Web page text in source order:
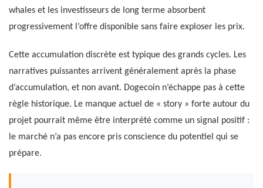
whales et les investisseurs de long terme absorbent
progressivement l’offre disponible sans faire exploser les prix.
Cette accumulation discrète est typique des grands cycles. Les
narratives puissantes arrivent généralement après la phase
d’accumulation, et non avant. Dogecoin n’échappe pas à cette
règle historique. Le manque actuel de « story » forte autour du
projet pourrait même être interprété comme un signal positif :
le marché n’a pas encore pris conscience du potentiel qui se
prépare.